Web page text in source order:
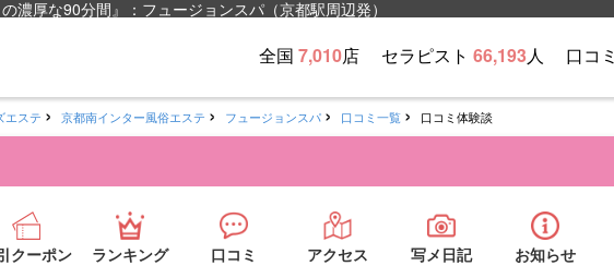
厚な90分間』：フュージョンスパ（京都駅周辺発）
全国 7,010店 セラピスト 66,193人 口コミ
エステ 京都南インター風俗エステ フュージョンスパ 口コミ一覧 口コミ体験談
クーポン ランキング 口コミ アクセス 写メ日記 お知らせ